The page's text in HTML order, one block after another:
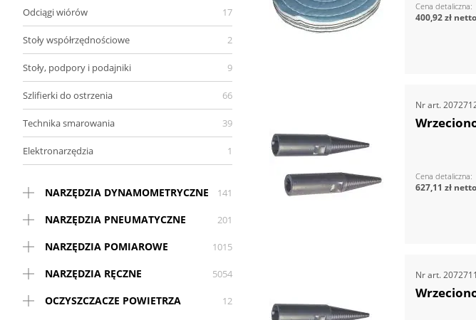
Cena detaliczna
400,92 zł
Nr art.
Cena detaliczna
627,11 zł
Nr art.
Odciągi wiórów 17
Stoły współrzędnościowe 2
Stoły, podpory i podajniki 9
Szlifierki do ostrzenia 66
Technika smarowania 39
Elektronarzędzia 1
NARZĘDZIA DYNAMOMETRYCZNE 141
NARZĘDZIA PNEUMATYCZNE 201
NARZĘDZIA POMIAROWE 1015
NARZĘDZIA RĘCZNE 5054
OCZYSZCZACZE POWIETRZA 12